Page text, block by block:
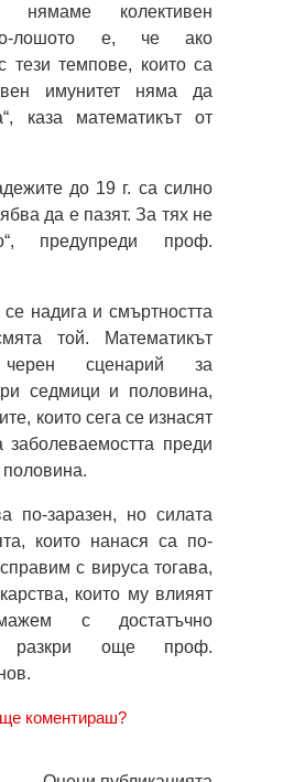
нямаме колективен
лошото е, че ако
тези темпове, които са
имунитет няма да
каза математикът от
до 19 г. са силно
да е пазят. За тях не
предупреди проф.
надига и смъртността
той. Математикът
черен сценарий за
седмици и половина,
които сега се изнасят
преди
по-заразен, но силата
които нанася са по-
с вируса тогава,
които му влияят
с достатъчно
разкри още проф.
коментираш?